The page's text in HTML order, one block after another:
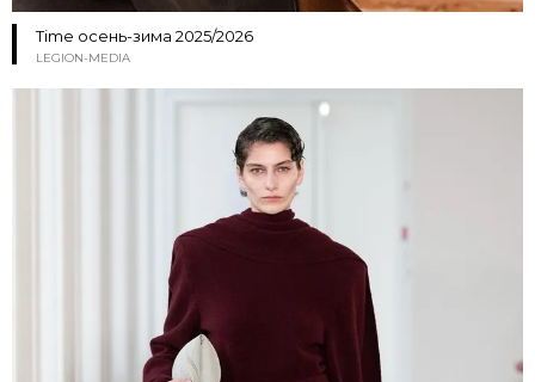
Time осень-зима 2025/2026
LEGION-MEDIA